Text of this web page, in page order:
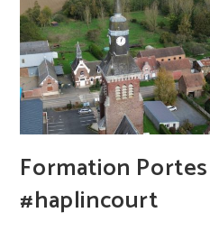
Formation
#haplincourt